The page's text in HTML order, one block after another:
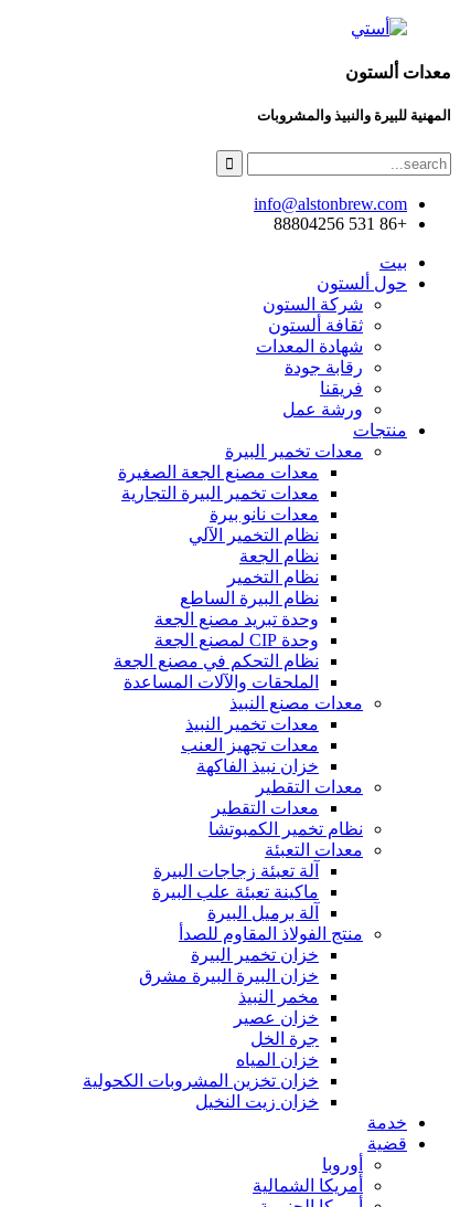
معدات ألستون
المهنية للبيرة والنبيذ والمشروبات
info@alstonbrew.com
+86 531 88804256
بيت
حول ألستون
شركة الستون
ثقافة ألستون
شهادة المعدات
رقابة جودة
فريقنا
ورشة عمل
منتجات
معدات تخمير البيرة
معدات مصنع الجعة الصغيرة
معدات تخمير البيرة التجارية
معدات نانو بيرة
نظام التخمير الآلي
نظام الجعة
نظام التخمير
نظام البيرة الساطع
وحدة تبريد مصنع الجعة
وحدة CIP لمصنع الجعة
نظام التحكم في مصنع الجعة
الملحقات والآلات المساعدة
معدات مصنع النبيذ
معدات تخمير النبيذ
معدات تجهيز العنب
خزان نبيذ الفاكهة
معدات التقطير
معدات التقطير
نظام تخمير الكمبوتشا
معدات التعبئة
آلة تعبئة زجاجات البيرة
ماكينة تعبئة علب البيرة
آلة برميل البيرة
منتج الفولاذ المقاوم للصدأ
خزان تخمير البيرة
خزان البيرة البيرة مشرق
مخمر النبيذ
خزان عصير
جرة الخل
خزان المياه
خزان تخزين المشروبات الكحولية
خزان زيت النخيل
خدمة
قضية
أوروبا
أمريكا الشمالية